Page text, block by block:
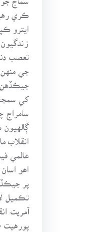
ڪري
ايترو
تعصب
جي
کي
سامراج
انقلاب
عالمي
اھو
پر
تڪميل
آمريت